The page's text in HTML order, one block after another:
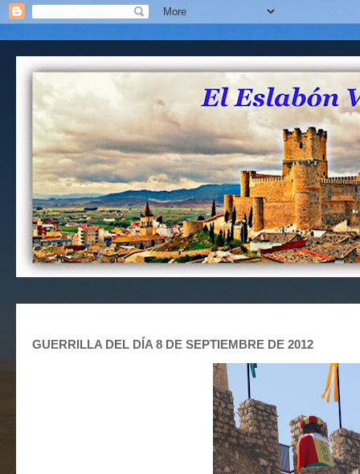
GUERRILLA DEL DÍA 8 DE SEPTIEMBRE DE 2012